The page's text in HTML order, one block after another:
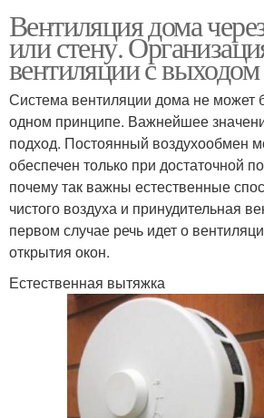
Вентиляция дома
или стену.
вентиляции с выходом
Система вентиляции дома не может
одном принципе. Важнейшее
подход. Постоянный воздухообмен
обеспечен только при достаточной
почему так важны естественные
чистого воздуха и принудительная
первом случае речь идет о
открытия окон.
Естественная вытяжка